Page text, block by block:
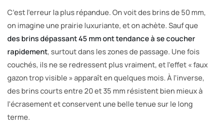
C’est l’erreur la plus répandue. On voit des brins de 50 mm,
on imagine une prairie luxuriante, et on achète. Sauf que
des brins dépassant 45 mm ont tendance à se coucher
rapidement, surtout dans les zones de passage. Une fois
couchés, ils ne se redressent plus vraiment, et l’effet « faux
gazon trop visible » apparaît en quelques mois. À l’inverse,
des brins courts entre 20 et 35 mm résistent bien mieux à
l’écrasement et conservent une belle tenue sur le long
terme.